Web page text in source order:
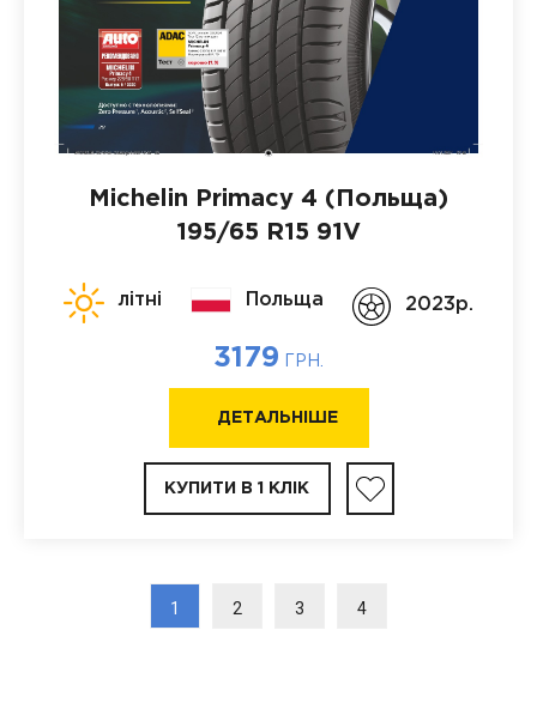
Michelin Primacy 4 (Польща)
195/65 R15 91V
літні Польща 2023p.
3179 ГРН.
ДЕТАЛЬНІШЕ
КУПИТИ В 1 КЛІК
1 2 3 4